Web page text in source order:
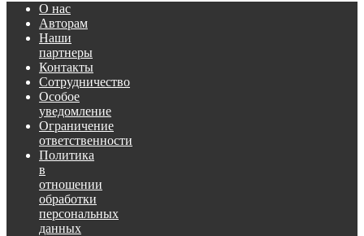
О нас
Авторам
Наши
партнеры
Контакты
Сотрудничество
Особое
уведомление
Ограничение
ответственности
Политика
в
отношении
обработки
персональных
данных